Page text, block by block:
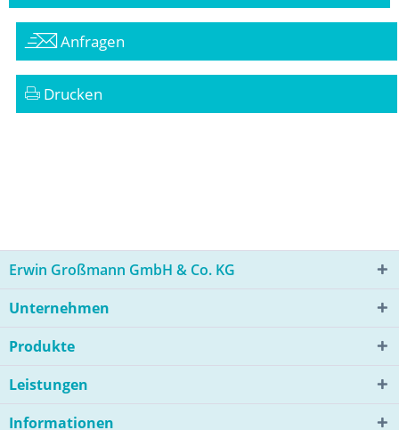
Anfragen
Drucken
Erwin Großmann GmbH & Co. KG
Unternehmen
Produkte
Leistungen
Informationen